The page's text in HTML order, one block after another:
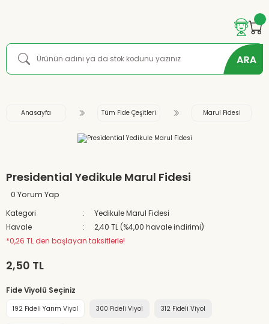
Anasayfa Tüm Fide Çeşitleri Marul Fidesi
Presidential Yedikule Marul Fidesi
0 Yorum Yap
Kategori
Yedikule Marul Fidesi
Havale
2,40 TL (%4,00 havale indirimi)
*0,26 TL den başlayan taksitlerle!
2,50 TL
Fide Viyolü Seçiniz
192 Fideli Yarım Viyol 300 Fideli Viyol 312 Fideli Viyol